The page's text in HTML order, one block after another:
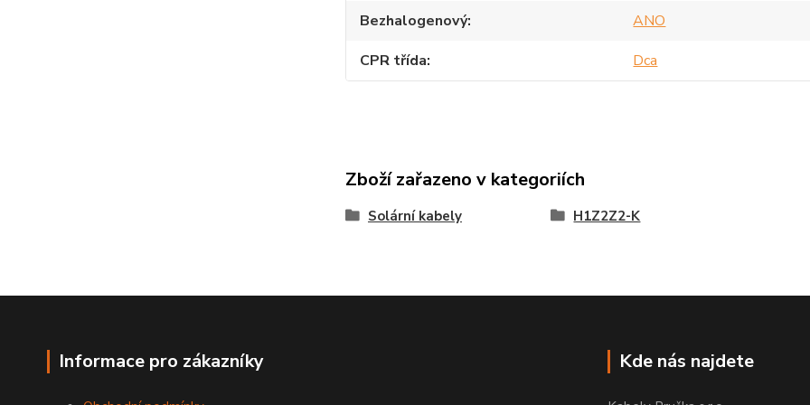
Bezhalogenový
ANO
CPR třída
Dca
Zboží zařazeno v kategoriích
Solární kabely H1Z2Z2-K
Informace pro zákazníky Kde nás najdete